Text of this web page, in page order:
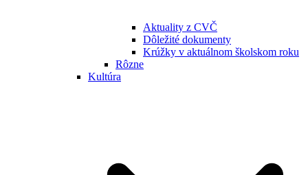
Aktuality z CVČ
Dôležité dokumenty
Krúžky v aktuálnom školskom roku
Rôzne
Kultúra